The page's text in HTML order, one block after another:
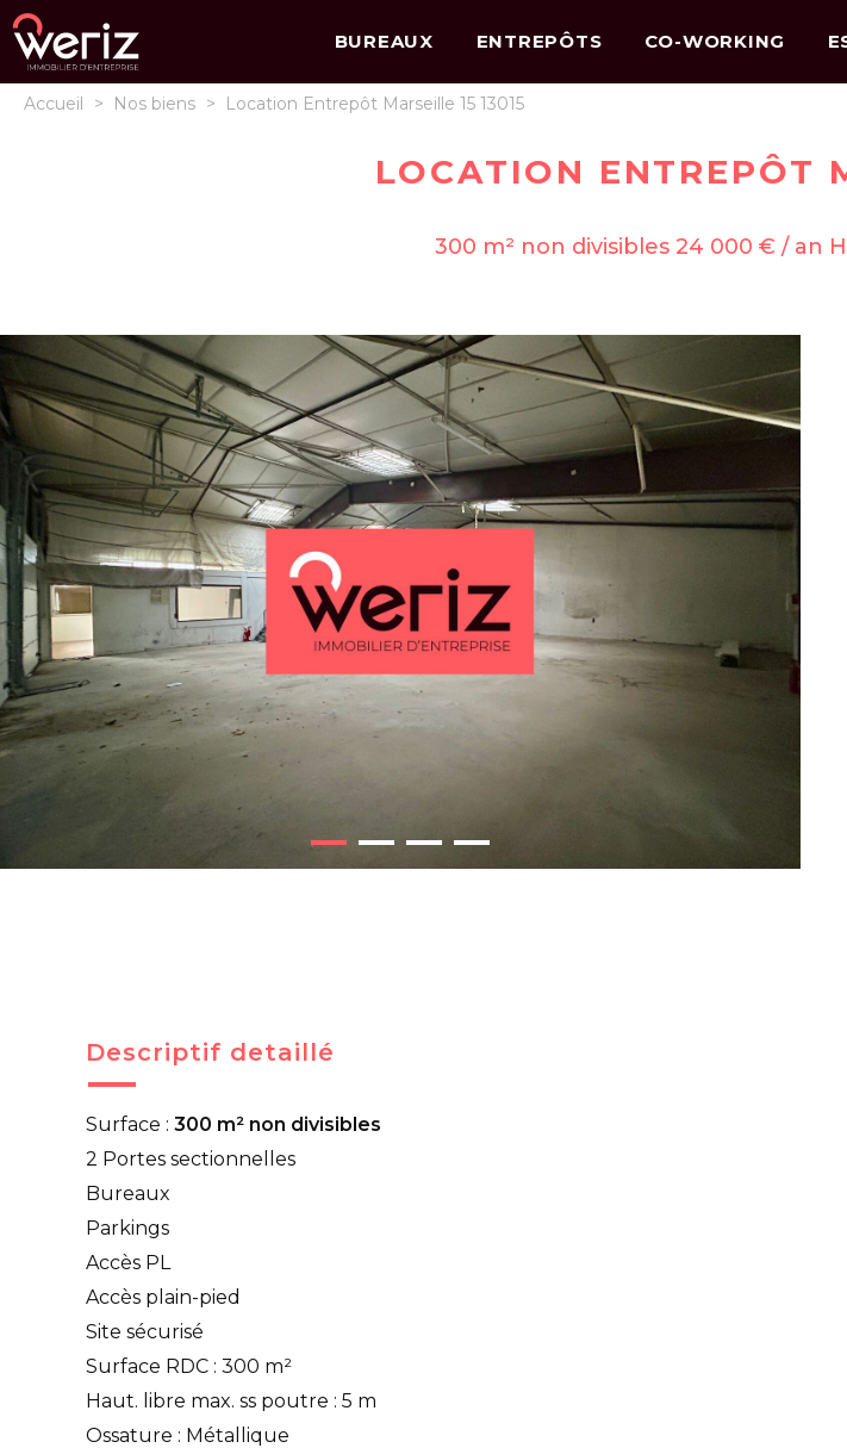
BUREAUX ENTREPÔTS CO-WORKING
Accueil > Nos biens > Location Entrepôt Marseille 15 13015
LOCATION ENTREPÔT
300 m² non divisibles 24 000 € / an
Descriptif detaillé
Surface : 300 m² non divisibles
2 Portes sectionnelles
Bureaux
Parkings
Accès PL
Accès plain-pied
Site sécurisé
Surface RDC : 300 m²
Haut. libre max. ss poutre : 5 m
Ossature : Métallique